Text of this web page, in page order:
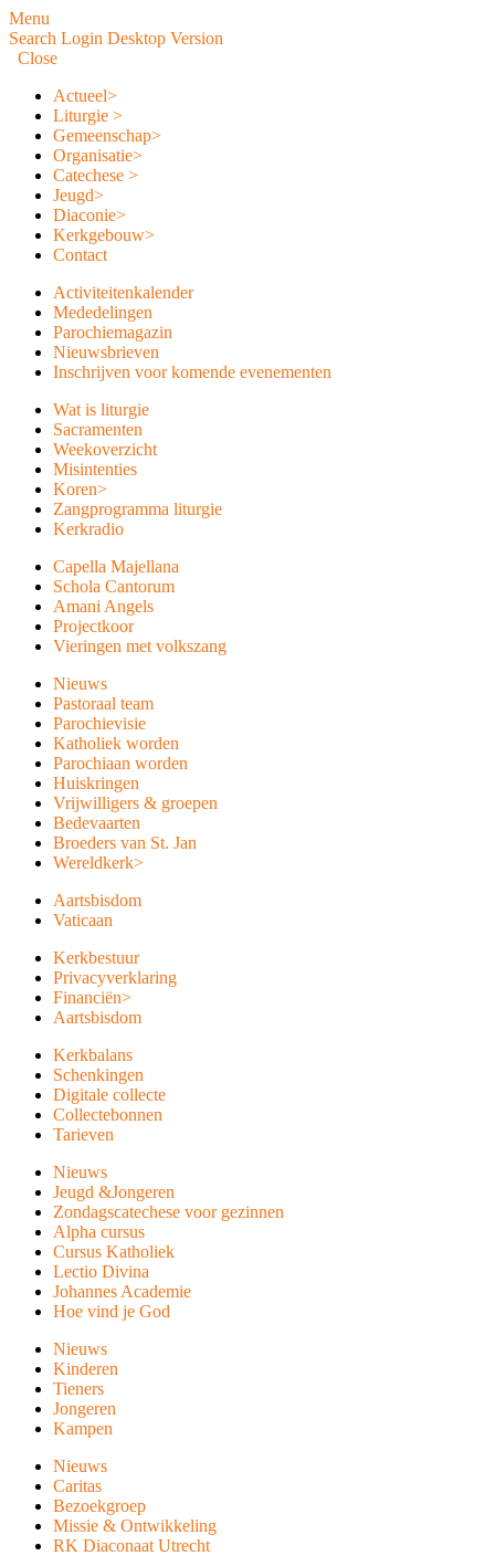
Menu
Search Login Desktop Version
Close
Actueel>
Liturgie >
Gemeenschap>
Organisatie>
Catechese >
Jeugd>
Diaconie>
Kerkgebouw>
Contact
Activiteitenkalender
Mededelingen
Parochiemagazin
Nieuwsbrieven
Inschrijven voor komende evenementen
Wat is liturgie
Sacramenten
Weekoverzicht
Misintenties
Koren>
Zangprogramma liturgie
Kerkradio
Capella Majellana
Schola Cantorum
Amani Angels
Projectkoor
Vieringen met volkszang
Nieuws
Pastoraal team
Parochievisie
Katholiek worden
Parochiaan worden
Huiskringen
Vrijwilligers & groepen
Bedevaarten
Broeders van St. Jan
Wereldkerk>
Aartsbisdom
Vaticaan
Kerkbestuur
Privacyverklaring
Financiën>
Aartsbisdom
Kerkbalans
Schenkingen
Digitale collecte
Collectebonnen
Tarieven
Nieuws
Jeugd &Jongeren
Zondagscatechese voor gezinnen
Alpha cursus
Cursus Katholiek
Lectio Divina
Johannes Academie
Hoe vind je God
Nieuws
Kinderen
Tieners
Jongeren
Kampen
Nieuws
Caritas
Bezoekgroep
Missie & Ontwikkeling
RK Diaconaat Utrecht